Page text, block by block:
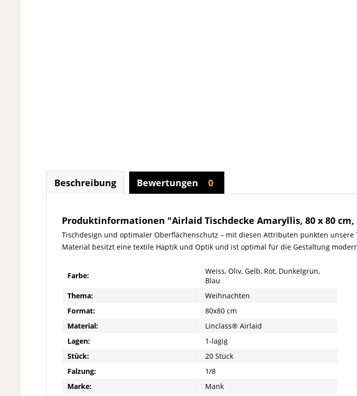
Beschreibung Bewertungen 0
Produktinformationen "Airlaid Tischdecke Amaryllis, 80 x 80 cm,
Tischdesign und optimaler Oberflächenschutz – mit diesen Attributen punkten
Material besitzt eine textile Haptik und Optik und ist optimal für die Gestaltung
Farbe:
Weiss, Oliv, Gelb, Rot, Dunkelgrün,
Blau
Thema:
Weihnachten
Format:
80x80 cm
Material:
Linclass® Airlaid
Lagen:
1-lagig
Stück:
20 Stück
Falzung:
1/8
Marke:
Mank